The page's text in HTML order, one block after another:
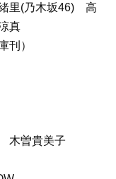
里(乃木坂46) 高
真
刊）
木曽貴美子